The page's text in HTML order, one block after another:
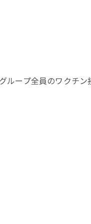
ループ全員のワクチ